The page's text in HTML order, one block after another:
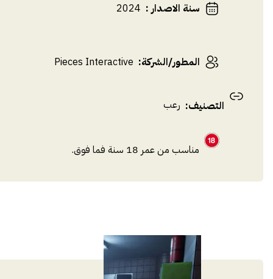
سنة الاصدار :
2024
المطور/الشركة:
Pieces Interactive
التصنيف: رعب
مناسب من عمر 18 سنة فما فوق.